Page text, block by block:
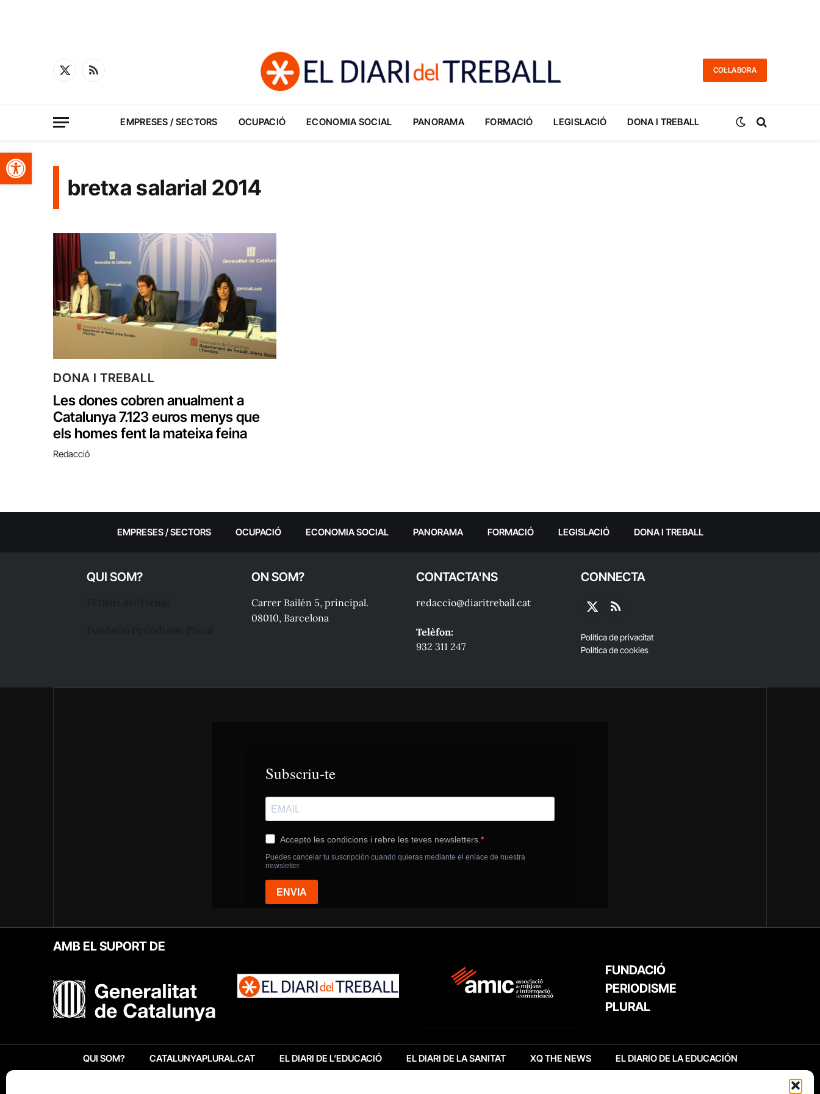
Obre la barra d'eines
X
RSS
COL·LABORA
EMPRESES / SECTORS OCUPACIÓ ECONOMIA SOCIAL PANORAMA FORMACIÓ LEGISLACIÓ DONA I TREBALL
bretxa salarial 2014
DONA I TREBALL
Les dones cobren anualment a
Catalunya 7.123 euros menys que
els homes fent la mateixa feina
Redacció
EMPRESES / SECTORS OCUPACIÓ ECONOMIA SOCIAL PANORAMA FORMACIÓ LEGISLACIÓ DONA I TREBALL
QUI SOM? ON SOM?
Carrer Bailén 5, principal.
08010, Barcelona
CONTACTA'NS
redaccio@diaritreball.cat
Telèfon:
932 311 247
CONNECTA
X
RSS
Política de privacitat
Política de cookies
AMB EL SUPORT DE
FUNDACIÓ
PERIODISME
PLURAL
QUI SOM? CATALUNYAPLURAL.CAT EL DIARI DE L’EDUCACIÓ EL DIARI DE LA SANITAT XQ THE NEWS EL DIARIO DE LA EDUCACIÓN